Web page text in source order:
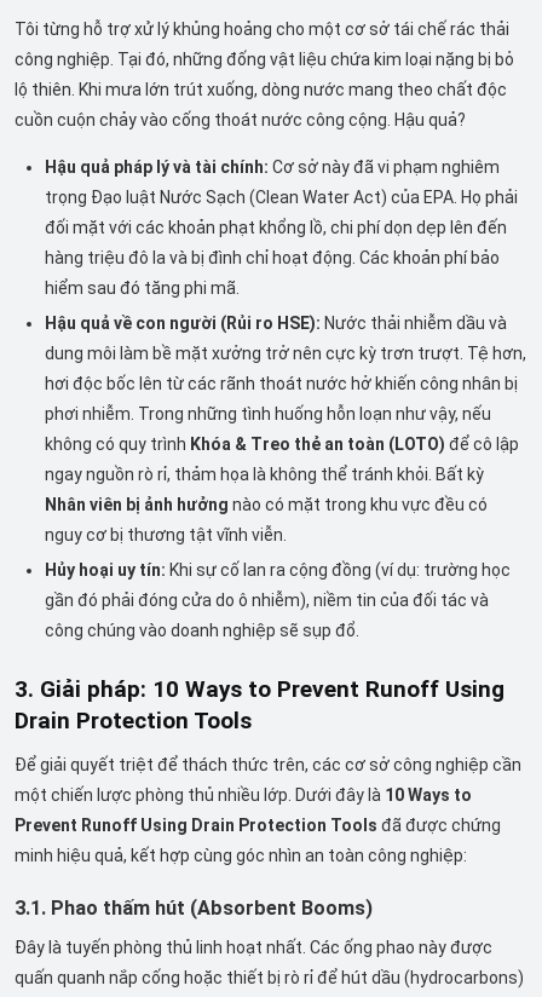
Tôi từng hỗ trợ xử lý khủng hoảng cho một cơ sở tái chế rác thải
công nghiệp. Tại đó, những đống vật liệu chứa kim loại nặng bị bỏ
lộ thiên. Khi mưa lớn trút xuống, dòng nước mang theo chất độc
cuồn cuộn chảy vào cống thoát nước công cộng. Hậu quả?
Hậu quả pháp lý và tài chính: Cơ sở này đã vi phạm nghiêm
trọng Đạo luật Nước Sạch (Clean Water Act) của EPA. Họ phải
đối mặt với các khoản phạt khổng lồ, chi phí dọn dẹp lên đến
hàng triệu đô la và bị đình chỉ hoạt động. Các khoản phí bảo
hiểm sau đó tăng phi mã.
Hậu quả về con người (Rủi ro HSE): Nước thải nhiễm dầu và
dung môi làm bề mặt xưởng trở nên cực kỳ trơn trượt. Tệ hơn,
hơi độc bốc lên từ các rãnh thoát nước hở khiến công nhân bị
phơi nhiễm. Trong những tình huống hỗn loạn như vậy, nếu
không có quy trình Khóa & Treo thẻ an toàn (LOTO) để cô lập
ngay nguồn rò rỉ, thảm họa là không thể tránh khỏi. Bất kỳ
Nhân viên bị ảnh hưởng nào có mặt trong khu vực đều có
nguy cơ bị thương tật vĩnh viễn.
Hủy hoại uy tín: Khi sự cố lan ra cộng đồng (ví dụ: trường học
gần đó phải đóng cửa do ô nhiễm), niềm tin của đối tác và
công chúng vào doanh nghiệp sẽ sụp đổ.
3. Giải pháp: 10 Ways to Prevent Runoff Using
Drain Protection Tools
Để giải quyết triệt để thách thức trên, các cơ sở công nghiệp cần
một chiến lược phòng thủ nhiều lớp. Dưới đây là 10 Ways to
Prevent Runoff Using Drain Protection Tools đã được chứng
minh hiệu quả, kết hợp cùng góc nhìn an toàn công nghiệp:
3.1. Phao thấm hút (Absorbent Booms)
Đây là tuyến phòng thủ linh hoạt nhất. Các ống phao này được
quấn quanh nắp cống hoặc thiết bị rò rỉ để hút dầu (hydrocarbons)